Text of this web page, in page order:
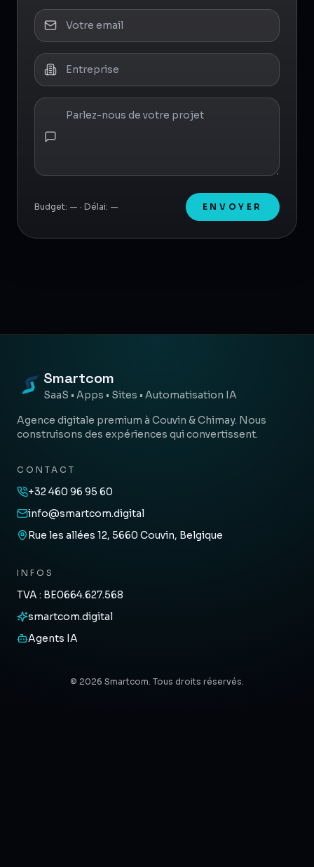
Budget: — · Délai: — ENVOYER
Smartcom
SaaS • Apps • Sites • Automatisation IA
Agence digitale premium à Couvin & Chimay. Nous
construisons des expériences qui convertissent.
CONTACT
+32 460 96 95 60
info@smartcom.digital
Rue les allées 12, 5660 Couvin, Belgique
INFOS
TVA : BE0664.627.568
smartcom.digital
Agents IA
© 2026 Smartcom. Tous droits réservés.